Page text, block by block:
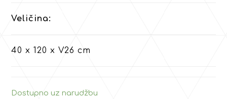
Veličina:
40 x 120 x V26 cm
Dostupno uz narudžbu